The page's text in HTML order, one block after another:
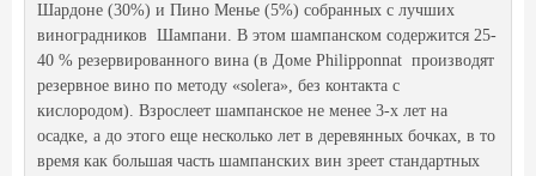
Шардоне (30%) и Пино Менье (5%) собранных с лучших
виноградников Шампани. В этом шампанском содержится 25-
40 % резервированного вина (в Доме Philipponnat производят
резервное вино по методу «solera», без контакта с
кислородом). Взрослеет шампанское не менее 3-х лет на
осадке, а до этого еще несколько лет в деревянных бочках, в то
время как большая часть шампанских вин зреет стандартных